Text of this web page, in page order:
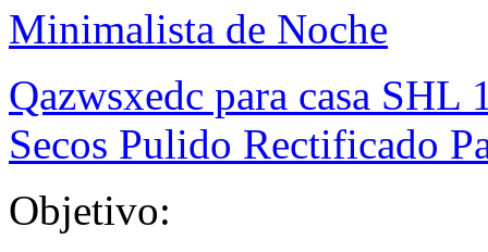
Minimalista de Noche
Qazwsxedc para casa
Secos Pulido Rectificado
Objetivo: